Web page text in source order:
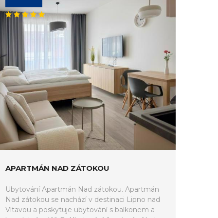
APARTMÁN NAD ZÁTOKOU
Ubytování Apartmán Nad zátokou. Apartmán
Nad zátokou se nachází v destinaci Lipno nad
Vltavou a poskytuje ubytování s balkonem a